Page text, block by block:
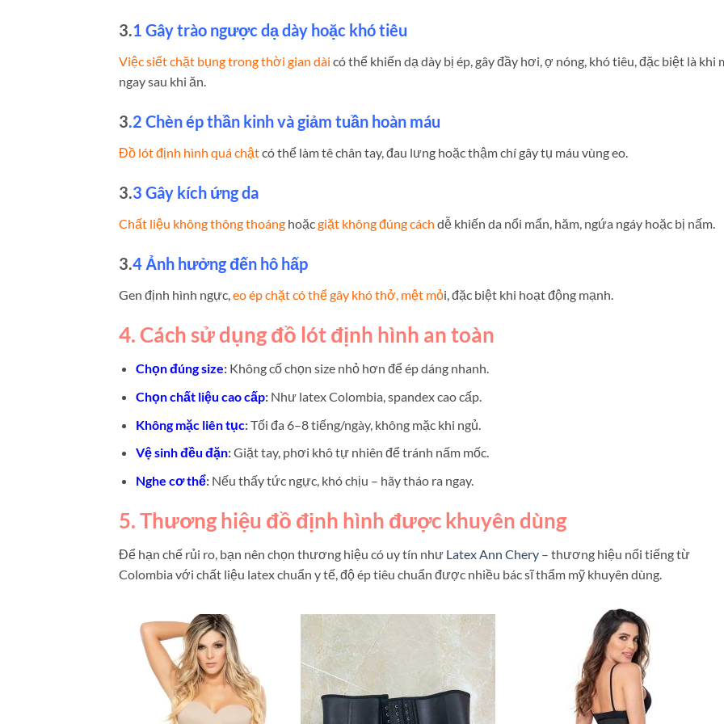
3.1 Gây trào ngược dạ dày hoặc khó tiêu
Việc siết chặt bụng trong thời gian dài có thể khiến dạ dày bị ép, gây đầy hơi, ợ nóng, khó tiêu, đặc biệt là khi
ngay sau khi ăn.
3.2 Chèn ép thần kinh và giảm tuần hoàn máu
Đồ lót định hình quá chậtcó thể làm tê chân tay, đau lưng hoặc thậm chí gây tụ máu vùng eo.
3.3 Gây kích ứng da
Chất liệu không thông thoáng hoặcgiặt không đúng cách dễ khiến da nổi mẩn, hăm, ngứa ngáy hoặc bị nấm.
3.4 Ảnh hưởng đến hô hấp
Gen định hình ngực,eo ép chặt có thể gây khó thở, mệt mỏi, đặc biệt khi hoạt động mạnh.
4. Cách sử dụng đồ lót định hình an toàn
Chọn đúng size:Không cố chọn size nhỏ hơn để ép dáng nhanh.
Chọn chất liệu cao cấp:Như latex Colombia, spandex cao cấp.
Không mặc liên tục:Tối đa 6–8 tiếng/ngày, không mặc khi ngủ.
Vệ sinh đều đặn:Giặt tay, phơi khô tự nhiên để tránh nấm mốc.
Nghe cơ thể:Nếu thấy tức ngực, khó chịu – hãy tháo ra ngay.
5. Thương hiệu đồ định hình được khuyên dùng
Để hạn chế rủi ro, bạn nên chọn thương hiệu có uy tín như Latex Ann Chery – thương hiệu nổi tiếng từ
Colombia với chất liệu latex chuẩn y tế, độ ép tiêu chuẩn được nhiều bác sĩ thẩm mỹ khuyên dùng.